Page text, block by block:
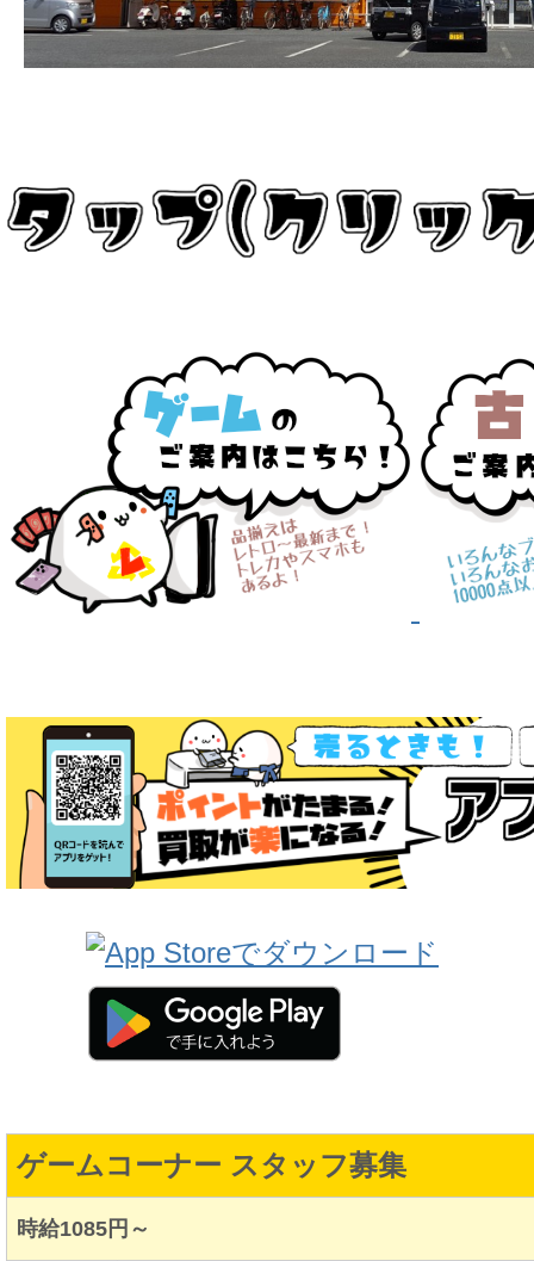
ゲームコーナー スタッフ募集
時給1085円～